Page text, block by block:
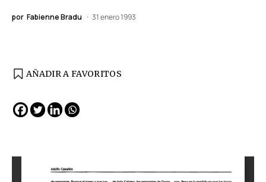
por Fabienne Bradu 31 enero 1993
AÑADIR A FAVORITOS